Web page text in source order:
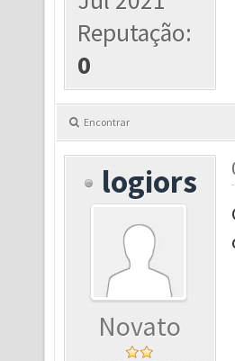
Reputação:
0
Encontrar
logiors
Novato